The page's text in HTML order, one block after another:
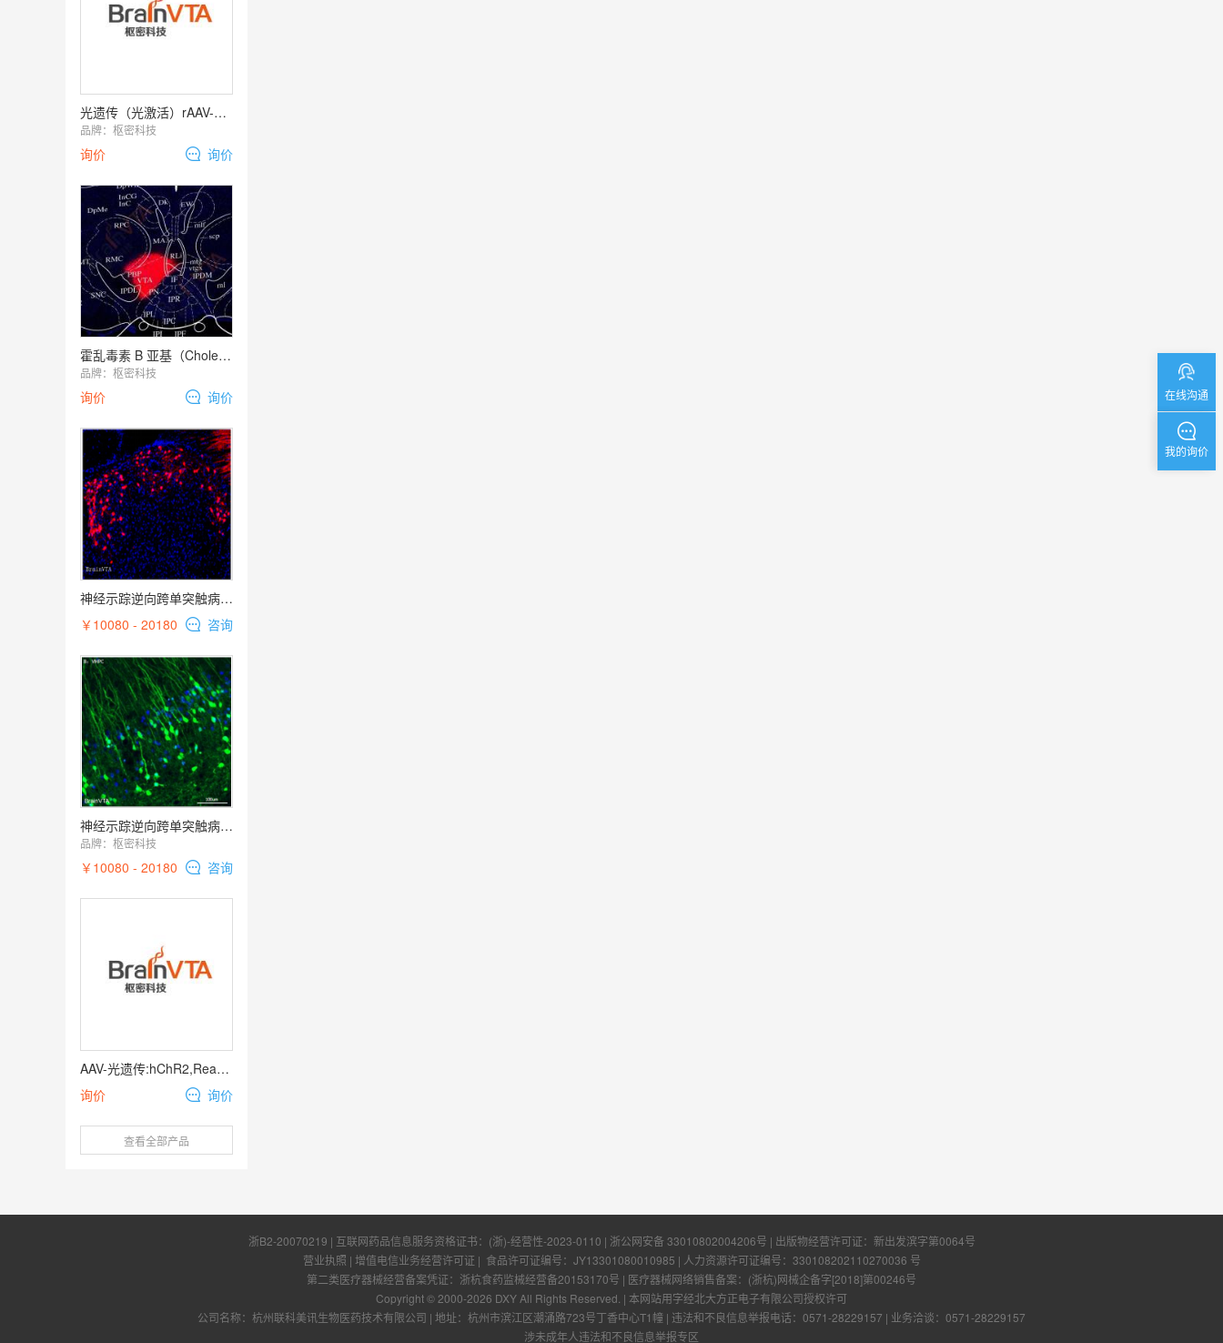
光遗传（光激活）rAAV-hSyn-hChR2(H134R)-EYFP
品牌： 枢密科技
询价 询价
霍乱毒素 B 亚基（Cholera Toxin Subunit B，CTB) ：CTB-555
品牌： 枢密科技
询价 询价
神经示踪逆向跨单突触病毒RV-EnVA-△G-dsRed
￥10080 - 20180
咨询
神经示踪逆向跨单突触病毒RV-EnVA-△G-EGFP
品牌： 枢密科技
￥10080 - 20180 咨询
AAV-光遗传:hChR2,ReachR,oChIEF,ChETA,ChrimsonR
询价
询价
查看全部产品
在线沟通
我的询价
浙B2-20070219 | 互联网药品信息服务资格证书： (浙)-经营性-2023-0110 | 浙公网安备 33010802004206号 | 出版物经营许可证： 新出发滨字第0064号
营业执照 | 增值电信业务经营许可证 | 食品许可证编号： JY13301080010985 | 人力资源许可证编号： 330108202110270036 号
第二类医疗器械经营备案凭证：浙杭食药监械经营备20153170号 | 医疗器械网络销售备案：(浙杭)网械企备字[2018]第00246号
Copyright © 2000-2026 DXY All Rights Reserved. | 本网站用字经北大方正电子有限公司授权许可
公司名称：杭州联科美讯生物医药技术有限公司 | 地址：杭州市滨江区潮涌路723号丁香中心T1幢 | 违法和不良信息举报电话：0571-28229157 | 业务洽谈：0571-28229157
涉未成年人违法和不良信息举报专区